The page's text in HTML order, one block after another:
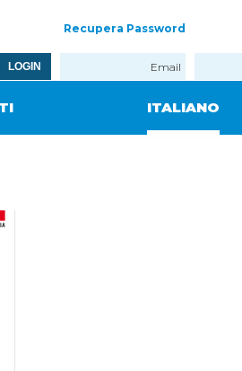
Recupera Password
LOGIN
ITALIANO